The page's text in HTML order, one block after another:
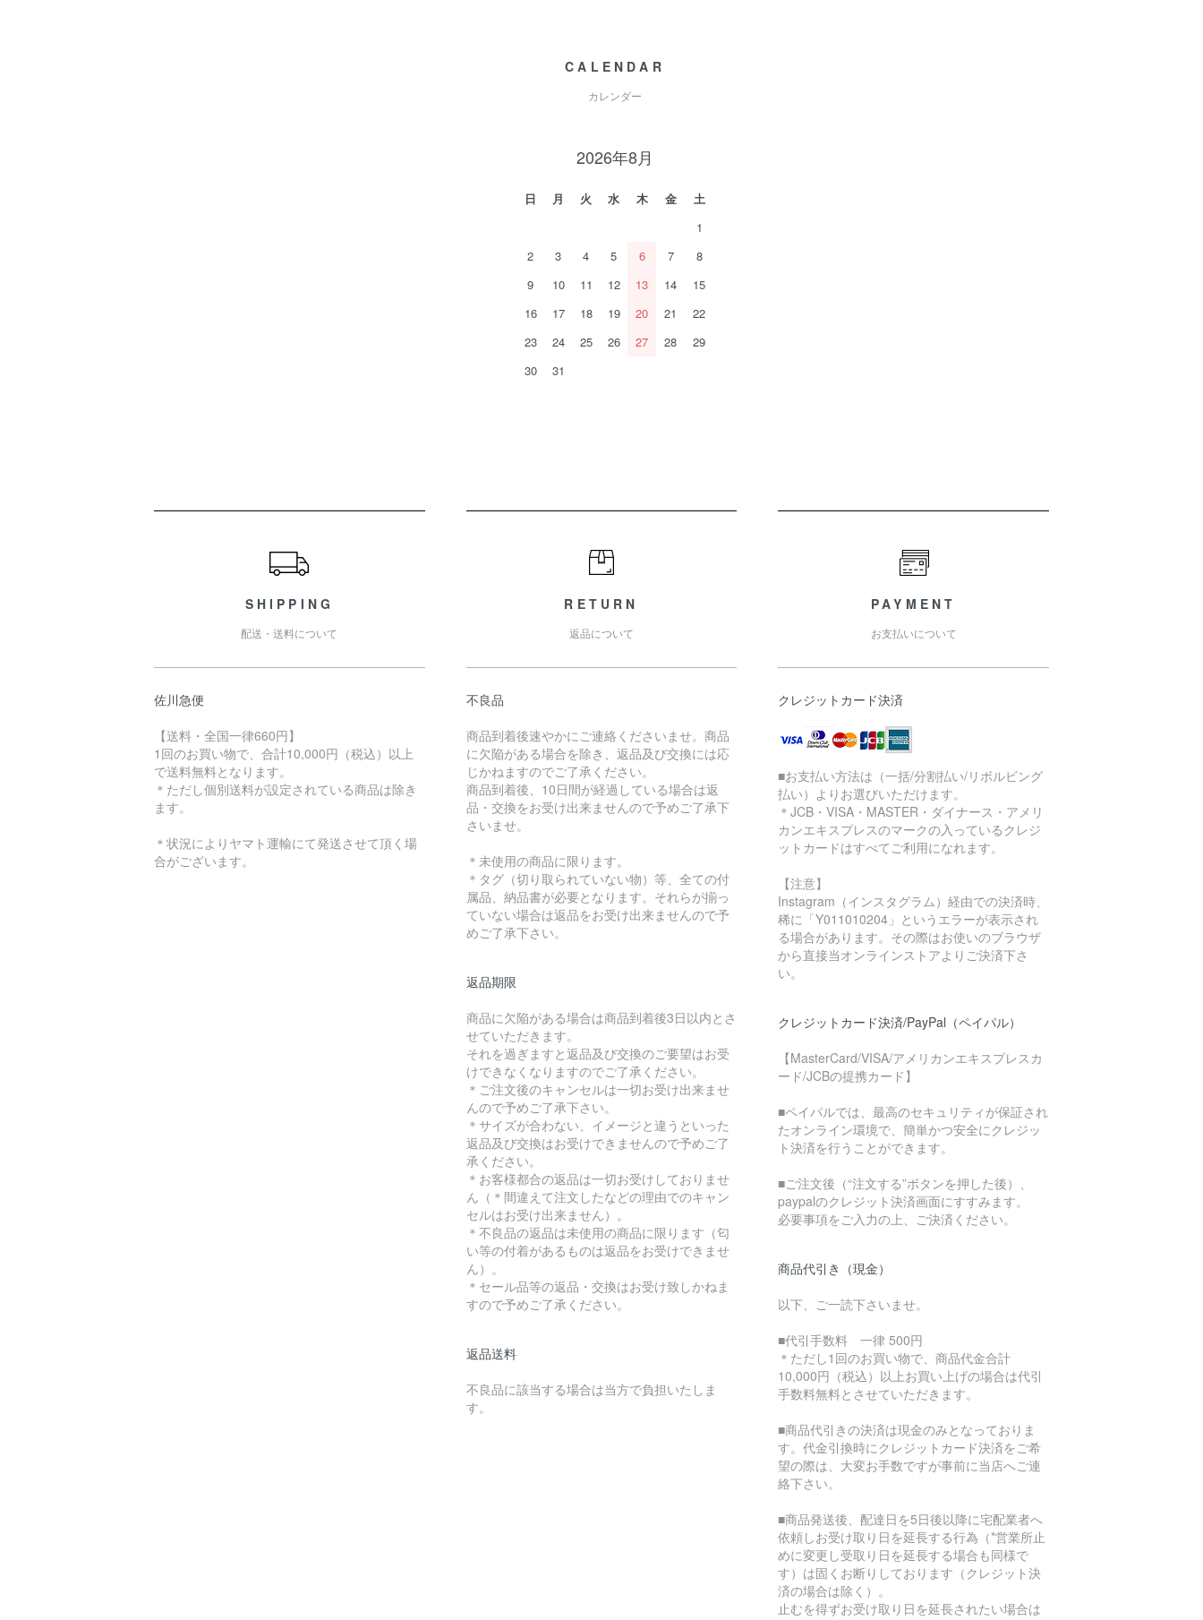
CALENDAR
カレンダー
2026年8月
日 月 火 水 木 金
土
1
2
3 4 5 6 7
8
9
10 11 12 13 14
15
16
17 18 19 20 21
22
23
24 25 26 27 28
29
30
31
SHIPPING
配送・送料について
佐川急便
【送料・全国一律660円】
1回のお買い物で、合計10,000円（税込）以上
で送料無料となります。
＊ただし個別送料が設定されている商品は除き
ます。
＊状況によりヤマト運輸にて発送させて頂く場
合がございます。
RETURN
返品について
不良品
商品到着後速やかにご連絡くださいませ。商品
に欠陥がある場合を除き、返品及び交換には応
じかねますのでご了承ください。
商品到着後、10日間が経過している場合は返
品・交換をお受け出来ませんので予めご了承下
さいませ。
＊未使用の商品に限ります。
＊タグ（切り取られていない物）等、全ての付
属品、納品書が必要となります。それらが揃っ
ていない場合は返品をお受け出来ませんので予
めご了承下さい。
返品期限
商品に欠陥がある場合は商品到着後3日以内とさ
せていただきます。
それを過ぎますと返品及び交換のご要望はお受
けできなくなりますのでご了承ください。
＊ご注文後のキャンセルは一切お受け出来ませ
んので予めご了承下さい。
＊サイズが合わない、イメージと違うといった
返品及び交換はお受けできませんので予めご了
承ください。
＊お客様都合の返品は一切お受けしておりませ
ん（＊間違えて注文したなどの理由でのキャン
セルはお受け出来ません）。
＊不良品の返品は未使用の商品に限ります（匂
い等の付着があるものは返品をお受けできませ
ん）。
＊セール品等の返品・交換はお受け致しかねま
すので予めご了承ください。
返品送料
不良品に該当する場合は当方で負担いたしま
す。
PAYMENT
お支払いについて
クレジットカード決済
■お支払い方法は（一括/分割払い/リボルビング
払い）よりお選びいただけます。
＊JCB・VISA・MASTER・ダイナース・アメリ
カンエキスプレスのマークの入っているクレジ
ットカードはすべてご利用になれます。
【注意】
Instagram（インスタグラム）経由での決済時、
稀に「Y011010204」というエラーが表示され
る場合があります。その際はお使いのブラウザ
から直接当オンラインストアよりご決済下さ
い。
クレジットカード決済/PayPal（ペイパル）
【MasterCard/VISA/アメリカンエキスプレスカ
ード/JCBの提携カード】
■ペイパルでは、最高のセキュリティが保証され
たオンライン環境で、簡単かつ安全にクレジッ
ト決済を行うことができます。
■ご注文後（“注文する”ボタンを押した後）、
paypalのクレジット決済画面にすすみます。
必要事項をご入力の上、ご決済ください。
商品代引き（現金）
以下、ご一読下さいませ。
■代引手数料 一律 500円
＊ただし1回のお買い物で、商品代金合計
10,000円（税込）以上お買い上げの場合は代引
手数料無料とさせていただきます。
■商品代引きの決済は現金のみとなっておりま
す。代金引換時にクレジットカード決済をご希
望の際は、大変お手数ですが事前に当店へご連
絡下さい。
■商品発送後、配達日を5日後以降に宅配業者へ
依頼しお受け取り日を延長する行為（*営業所止
めに変更し受取り日を延長する場合も同様で
す）は固くお断りしております（クレジット決
済の場合は除く）。
止むを得ずお受け取り日を延長されたい場合は